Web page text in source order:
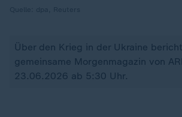
Über den Krieg in der Ukraine
gemeinsame Morgenmagazin von
23.06.2026 ab 5:30 Uhr.